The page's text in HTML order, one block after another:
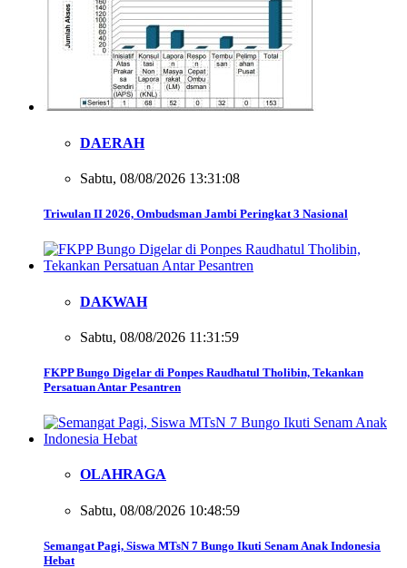
DAERAH
Sabtu, 08/08/2026 13:31:08
Triwulan II 2026, Ombudsman Jambi Peringkat 3 Nasional
DAKWAH
Sabtu, 08/08/2026 11:31:59
FKPP Bungo Digelar di Ponpes Raudhatul Tholibin, Tekankan
Persatuan Antar Pesantren
OLAHRAGA
Sabtu, 08/08/2026 10:48:59
Semangat Pagi, Siswa MTsN 7 Bungo Ikuti Senam Anak Indonesia
Hebat